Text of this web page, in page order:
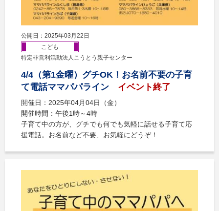
公開日：2025年03月22日
こども
特定非営利活動法人こうとう親子センター
4/4（第1金曜）グチOK！お名前不要の子育
て電話ママパパライン
イベント終了
開催日：2025年04月04日（金）
開催時間：午後1時～4時
子育て中の方が、グチでも何でも気軽に話せる子育て応
援電話。お名前など不要、お気軽にどうぞ！